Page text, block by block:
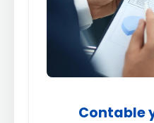
Contable